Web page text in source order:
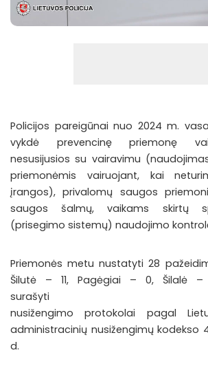
Policijos pareigūnai nuo 2024 m.
vykdė prevencinę priemonę
nesusijusios su vairavimu
priemonėmis vairuojant, kai
įrangos), privalomų saugos
saugos šalmų, vaikams skirtų
(prisegimo sistemų) naudojimo kontrol
Priemonės metu nustatyti28
Šilutė – 11, Pagėgiai – 0, Šilalė –
nusižengimoprotokolai pagal
administracinių nusižengimų kodekso
d.